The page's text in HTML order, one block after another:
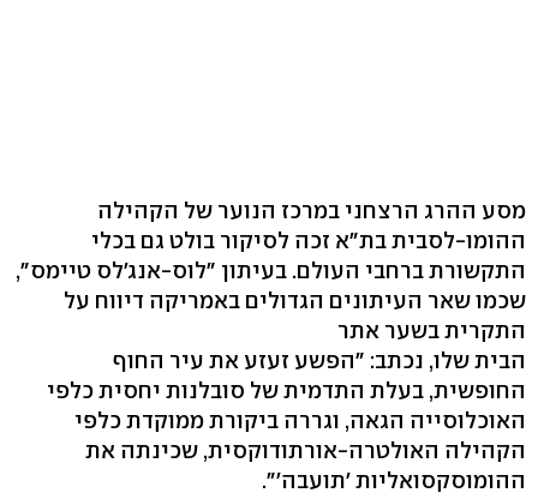
מסע ההרג הרצחני במרכז הנוער של הקהילה
ההומו-לסבית בת"א זכה לסיקור בולט גם בכלי
התקשורת ברחבי העולם. בעיתון "לוס-אנג'לס טיימס",
שכמו שאר העיתונים הגדולים באמריקה דיווח על
התקרית בשער אתר
הבית שלו, נכתב: "הפשע זעזע את עיר החוף
החופשית, בעלת התדמית של סובלנות יחסית כלפי
האוכלוסייה הגאה, וגררה ביקורת ממוקדת כלפי
הקהילה האולטרה-אורתודוקסית, שכינתה את
ההומוסקסואליות 'תועבה'".